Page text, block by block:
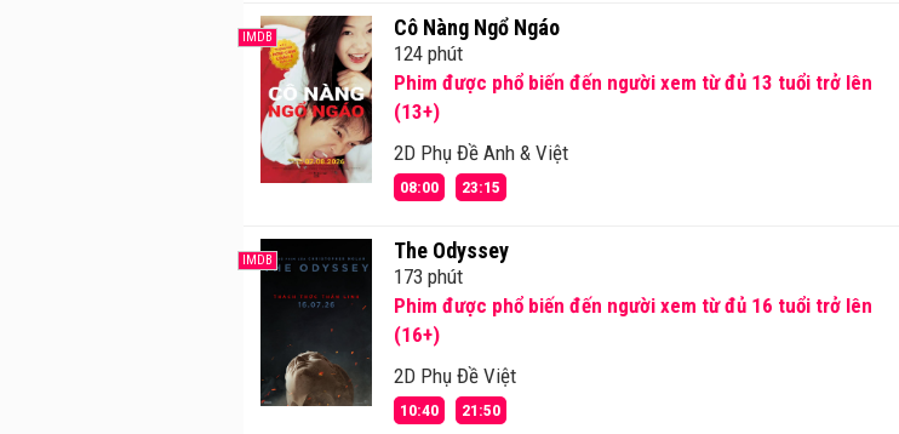
IMDB Cô Nàng Ngổ Ngáo
124 phút
Phim được phổ biến đến người xem từ đủ 13 tuổi trở lên
(13+)
2D Phụ Đề Anh & Việt
08:00 23:15
IMDB The Odyssey
173 phút
Phim được phổ biến đến người xem từ đủ 16 tuổi trở lên
(16+)
2D Phụ Đề Việt
10:40 21:50